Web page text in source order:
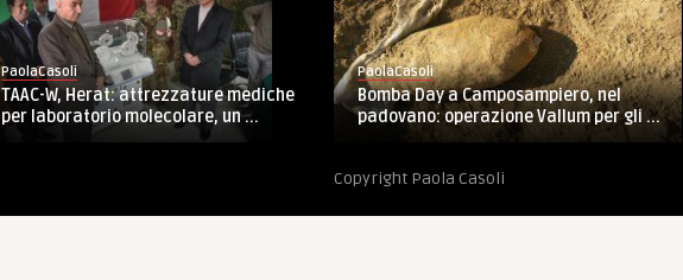
PaolaCasoli
TAAC-W, Herat: attrezzature mediche
per laboratorio molecolare, un ...
PaolaCasoli
Bomba Day a Camposampiero, nel
padovano: operazione Vallum per gli ...
Copyright Paola Casoli